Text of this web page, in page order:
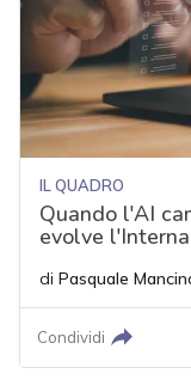
IL QUADRO
Quando l'AI
evolve
di Pasquale
Condividi